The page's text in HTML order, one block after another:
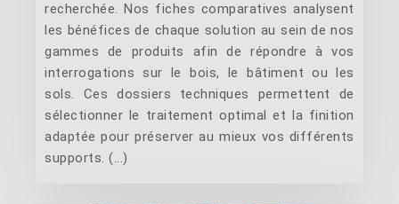
recherchée. Nos fiches comparatives analysent
les bénéfices de chaque solution au sein de nos
gammes de produits afin de répondre à vos
interrogations sur le bois, le bâtiment ou les
sols. Ces dossiers techniques permettent de
sélectionner le traitement optimal et la finition
adaptée pour préserver au mieux vos différents
supports. (...)